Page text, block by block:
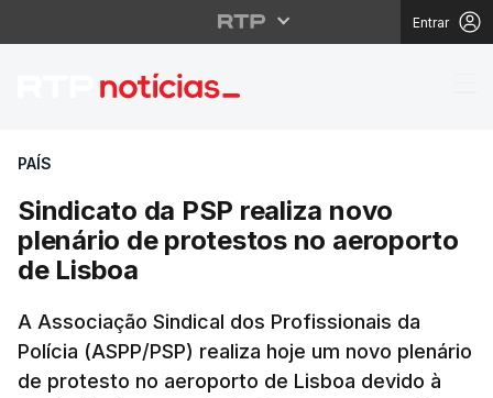
Entrar
Sindicato da PSP
PAÍS
Sindicato da PSP realiza novo
plenário de protestos no aeroporto
de Lisboa
A Associação Sindical dos Profissionais da
Polícia (ASPP/PSP) realiza hoje um novo plenário
de protesto no aeroporto de Lisboa devido à